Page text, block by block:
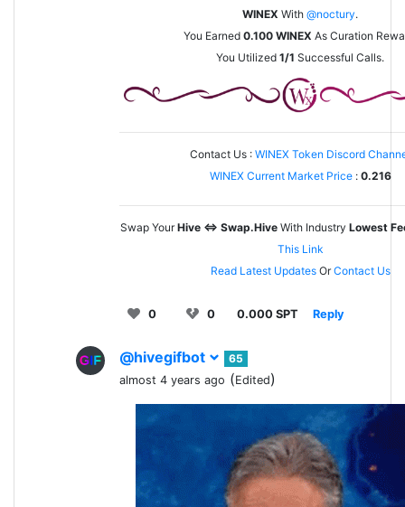
WINEX With @noctury.
You Earned 0.100 WINEX As Curation
You Utilized 1/1 Successful Calls.
Contact Us : WINEX Token Discord
WINEX Current Market Price: 0.216
Swap YourHive <=> Swap.Hive With Industry Lowest
This Link
Read Latest UpdatesOrContact Us
0 0 0.000 SPT Reply
@hivegifbot
65
almost 4 years ago (Edited)